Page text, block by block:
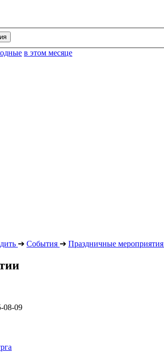
в этом месяце
➔ События ➔ Праздничные мероприятия
08-09